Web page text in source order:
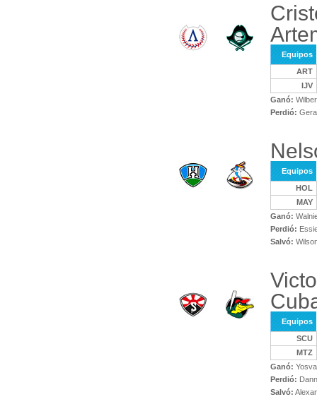
Equipos
ART
IJV
Ganó:
Perdió:
Equipos
HOL
MAY
Ganó:
Perdió:
Salvó:
Equipos
SCU
MTZ
Ganó:
Perdió:
Salvó: